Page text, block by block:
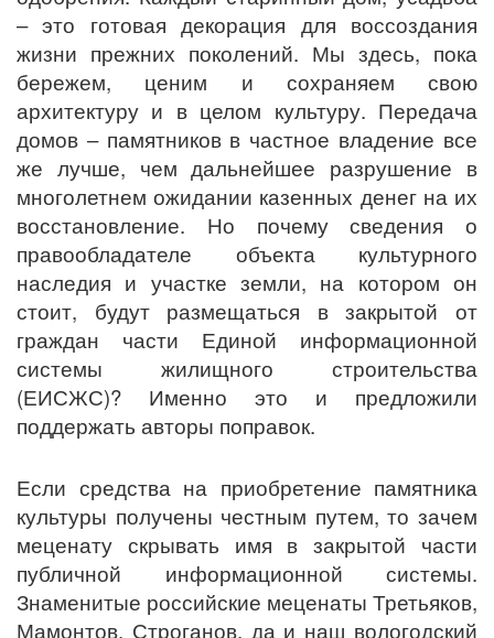
– это готовая декорация для воссоздания
жизни прежних поколений. Мы здесь, пока
бережем, ценим и сохраняем свою
архитектуру и в целом культуру. Передача
домов – памятников в частное владение все
же лучше, чем дальнейшее разрушение в
многолетнем ожидании казенных денег на их
восстановление. Но почему сведения о
правообладателе объекта культурного
наследия и участке земли, на котором он
стоит, будут размещаться в закрытой от
граждан части Единой информационной
системы жилищного строительства
(ЕИСЖС)? Именно это и предложили
поддержать авторы поправок.
Если средства на приобретение памятника
культуры получены честным путем, то зачем
меценату скрывать имя в закрытой части
публичной информационной системы.
Знаменитые российские меценаты Третьяков,
Мамонтов, Строганов, да и наш вологодский